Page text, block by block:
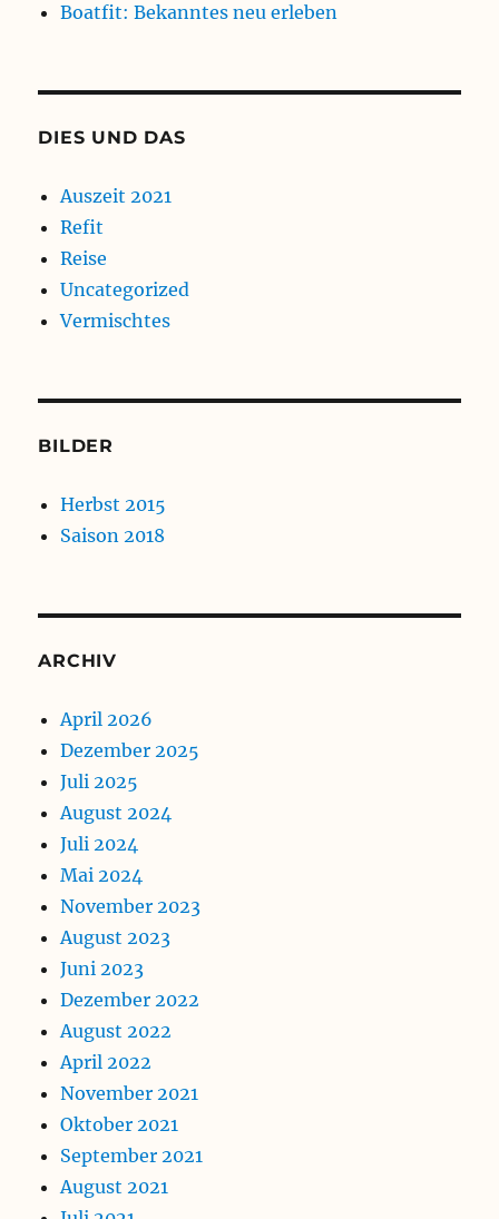
Boatfit: Bekanntes neu erleben
DIES UND DAS
Auszeit 2021
Refit
Reise
Uncategorized
Vermischtes
BILDER
Herbst 2015
Saison 2018
ARCHIV
April 2026
Dezember 2025
Juli 2025
August 2024
Juli 2024
Mai 2024
November 2023
August 2023
Juni 2023
Dezember 2022
August 2022
April 2022
November 2021
Oktober 2021
September 2021
August 2021